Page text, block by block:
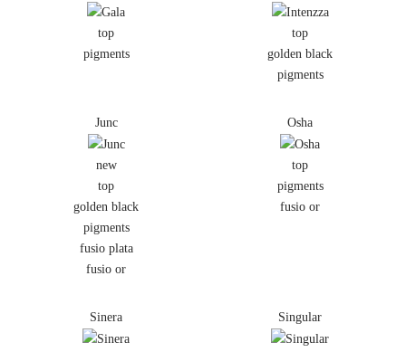
top
pigments
top
golden black
pigments
Junc
new
top
golden black
pigments
fusio plata
fusio or
Osha
top
pigments
fusio or
Sinera Singular